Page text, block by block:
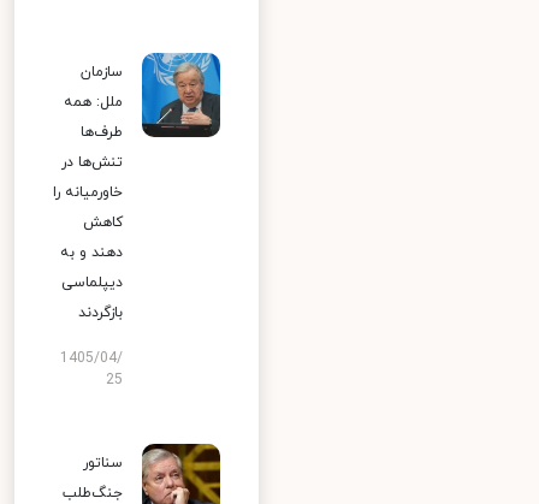
سازمان
ملل: همه
طرف‌ها
تنش‌ها در
خاورمیانه را
کاهش
دهند و به
دیپلماسی
بازگردند
1405/04/
25
سناتور
جنگ‌طلب